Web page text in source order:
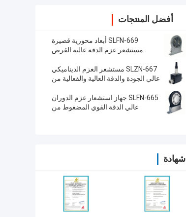
أفضل المنتجات
SLFN-669 أبعاد محورية قصيرة
مستشعر عزم الدقة عالية القرص
SLZN-667 مستشعر العزم الديناميكي
عالي الجودة والدقة العالية والفعالية من
SLFN-665 جهاز استشعار عزم الدوران
عالي الدقة القوي المضغوط من
شهادة